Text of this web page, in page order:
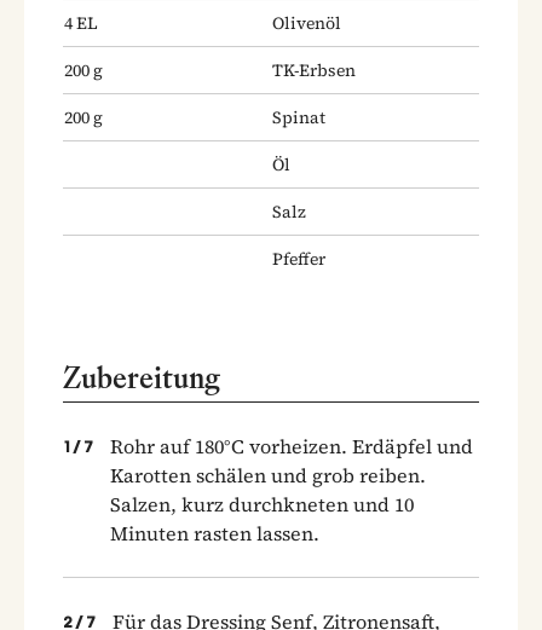
4EL
Olivenöl
200g
TK-Erbsen
200g
Spinat
Öl
Salz
Pfeffer
Zubereitung
1 / 7
Rohr auf 180°C vorheizen. Erdäpfel und
Karotten schälen und grob reiben.
Salzen, kurz durchkneten und 10
Minuten rasten lassen.
2 / 7
Für das Dressing Senf, Zitronensaft,